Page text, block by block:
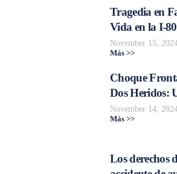
Tragedia en
Vida en la I-80
November 15,
Más >>
Choque
Dos Heridos:
November 14,
Más >>
Los derechos